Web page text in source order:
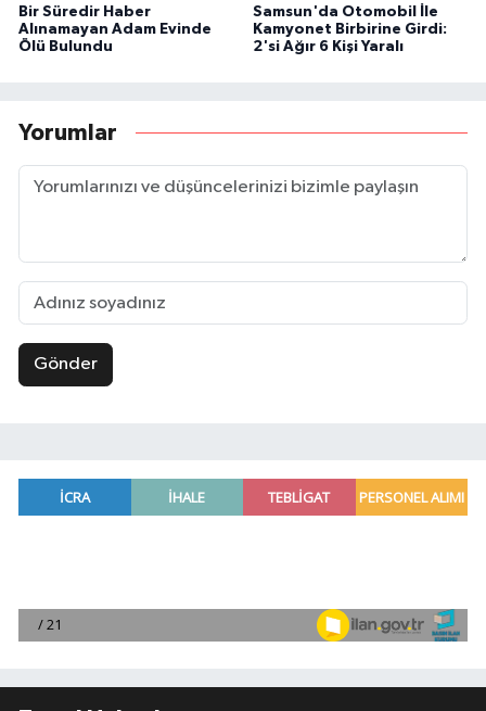
Bir Süredir Haber
Alınamayan Adam Evinde
Ölü Bulundu
Samsun'da Otomobil İle
Kamyonet Birbirine Girdi:
2'si Ağır 6 Kişi Yaralı
Yorumlar
Gönder